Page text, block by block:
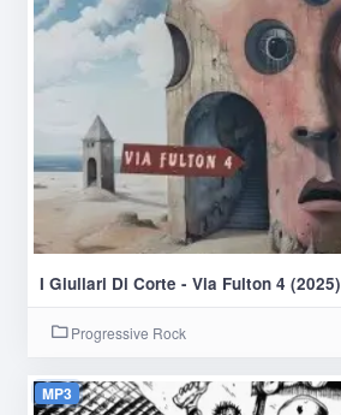
I Giullari Di Corte - Via Fulton 4 (2025)
Progressive Rock
MP3